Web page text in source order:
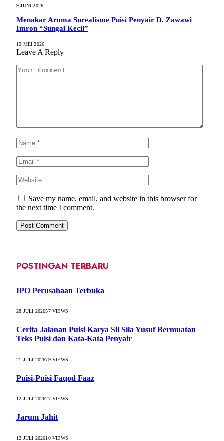
9 JUNI 2026
Menakar Aroma Surealisme Puisi Penyair D. Zawawi
Imron “Sungai Kecil”
19 MEI 2026
Leave A Reply
Save my name, email, and website in this browser for
the next time I comment.
POSTINGAN TERBARU
IPO Perusahaan Terbuka
28 JULI 202657VIEWS
Cerita Jalanan Puisi Karya Sil Sila Yusuf Bermuatan
Teks Puisi dan Kata-Kata Penyair
21 JULI 202679VIEWS
Puisi-Puisi Faqod Faaz
12 JULI 202627VIEWS
Jarum Jahit
12 JULI 202610VIEWS